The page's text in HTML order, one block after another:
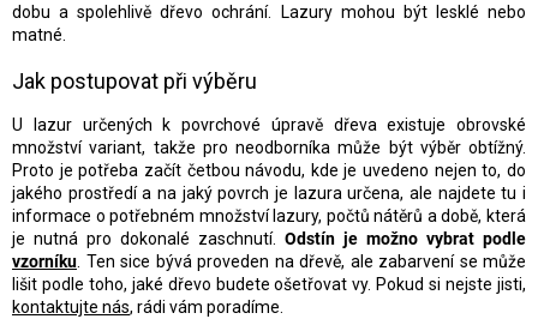
dobu a spolehlivě dřevo ochrání. Lazury mohou být lesklé nebo
matné.
Jak postupovat při výběru
U lazur určených k povrchové úpravě dřeva existuje obrovské
množství variant, takže pro neodborníka může být výběr obtížný.
Proto je potřeba začít četbou návodu, kde je uvedeno nejen to, do
jakého prostředí a na jaký povrch je lazura určena, ale najdete tu i
informace o potřebném množství lazury, počtů nátěrů a době, která
je nutná pro dokonalé zaschnutí. Odstín je možno vybrat podle
vzorníku. Ten sice bývá proveden na dřevě, ale zabarvení se může
lišit podle toho, jaké dřevo budete ošetřovat vy. Pokud si nejste jisti,
kontaktujte nás, rádi vám poradíme.